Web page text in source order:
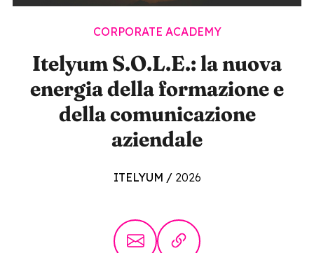
CORPORATE ACADEMY
Itelyum S.O.L.E.: la nuova
energia della formazione e
della comunicazione
aziendale
ITELYUM / 2026